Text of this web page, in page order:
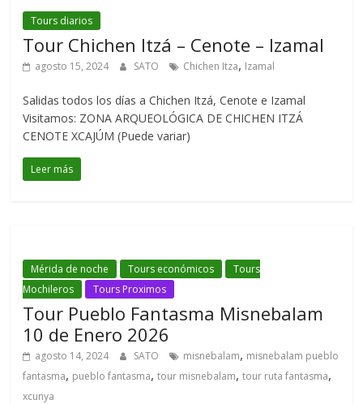
Tours diarios
Tour Chichen Itzá – Cenote – Izamal
agosto 15, 2024 SATO Chichen Itza, Izamal
Salidas todos los días a Chichen Itzá, Cenote e Izamal
Visitamos: ZONA ARQUEOLÓGICA DE CHICHEN ITZÁ
CENOTE XCAJÚM (Puede variar)
Leer más
Mérida de noche Tours económicos
Tours
Mochileros
Tours Proximos
Tour Pueblo Fantasma Misnebalam
10 de Enero 2026
agosto 14, 2024 SATO misnebalam, misnebalam pueblo
fantasma, pueblo fantasma,tour misnebalam,tour ruta fantasma,
xcunya